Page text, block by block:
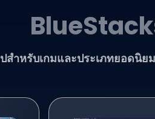
สำหรับเกมและประเภทยอดนิ